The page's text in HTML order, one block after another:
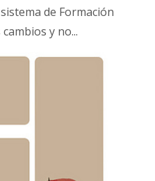
de Formación
y no...